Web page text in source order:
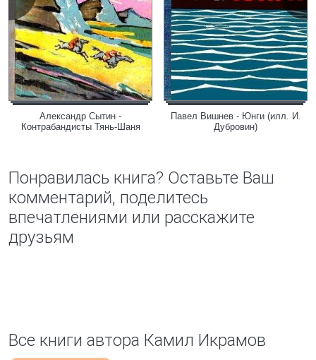
Александр Сытин -
Контрабандисты Тянь-Шаня
Павел Вишнев - Юнги (илл. И.
Дубровин)
Понравилась книга? Оставьте Ваш
комментарий, поделитесь
впечатлениями или расскажите
друзьям
Все книги автора Камил Икрамов